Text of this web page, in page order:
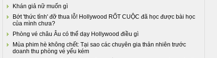
Khán giả nữ muốn gì
Bớt 'thức tỉnh' đỡ thua lỗ! Hollywood RỐT CUỘC đã học được bài học
của mình chưa?
Phòng vé châu Âu có thể dạy Hollywood điều gì
Mùa phim hè không chết: Tại sao các chuyên gia thản nhiên trước
doanh thu phòng vé yếu kém